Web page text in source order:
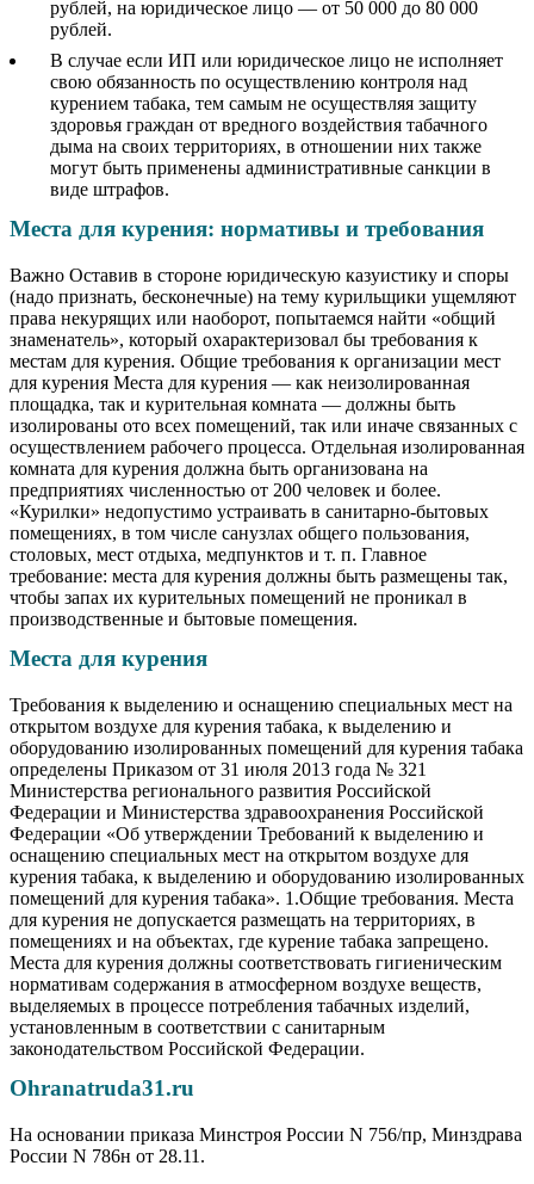
рублей, на юридическое лицо — от 50 000 до 80 000
рублей.
В случае если ИП или юридическое лицо не исполняет
свою обязанность по осуществлению контроля над
курением табака, тем самым не осуществляя защиту
здоровья граждан от вредного воздействия табачного
дыма на своих территориях, в отношении них также
могут быть применены административные санкции в
виде штрафов.
Места для курения: нормативы и требования
Важно Оставив в стороне юридическую казуистику и споры
(надо признать, бесконечные) на тему курильщики ущемляют
права некурящих или наоборот, попытаемся найти «общий
знаменатель», который охарактеризовал бы требования к
местам для курения. Общие требования к организации мест
для курения Места для курения — как неизолированная
площадка, так и курительная комната — должны быть
изолированы ото всех помещений, так или иначе связанных с
осуществлением рабочего процесса. Отдельная изолированная
комната для курения должна быть организована на
предприятиях численностью от 200 человек и более.
«Курилки» недопустимо устраивать в санитарно-бытовых
помещениях, в том числе санузлах общего пользования,
столовых, мест отдыха, медпунктов и т. п. Главное
требование: места для курения должны быть размещены так,
чтобы запах их курительных помещений не проникал в
производственные и бытовые помещения.
Места для курения
Требования к выделению и оснащению специальных мест на
открытом воздухе для курения табака, к выделению и
оборудованию изолированных помещений для курения табака
определены Приказом от 31 июля 2013 года № 321
Министерства регионального развития Российской
Федерации и Министерства здравоохранения Российской
Федерации «Об утверждении Требований к выделению и
оснащению специальных мест на открытом воздухе для
курения табака, к выделению и оборудованию изолированных
помещений для курения табака». 1.Общие требования. Места
для курения не допускается размещать на территориях, в
помещениях и на объектах, где курение табака запрещено.
Места для курения должны соответствовать гигиеническим
нормативам содержания в атмосферном воздухе веществ,
выделяемых в процессе потребления табачных изделий,
установленным в соответствии с санитарным
законодательством Российской Федерации.
Ohranatruda31.ru
На основании приказа Минстроя России N 756/пр, Минздрава
России N 786н от 28.11.